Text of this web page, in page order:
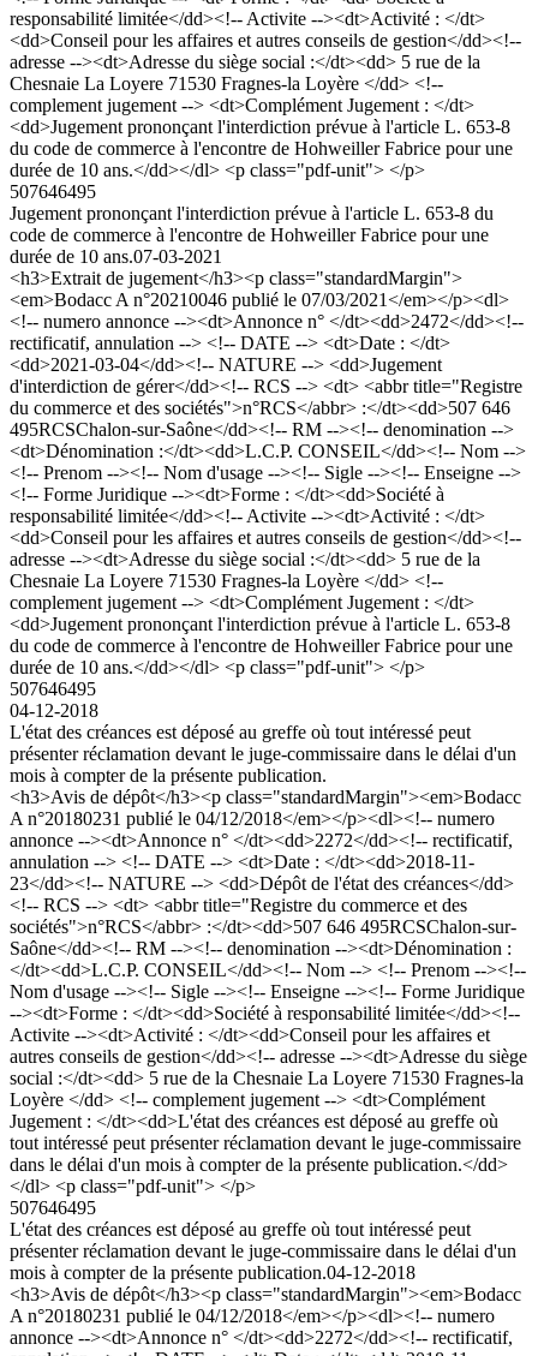
responsabilité limitée</dd><!-- Activite --><dt>Activité : </dt>
<dd>Conseil pour les affaires et autres conseils de gestion</dd><!--
adresse --><dt>Adresse du siège social :</dt><dd> 5 rue de la
Chesnaie La Loyere 71530 Fragnes-la Loyère </dd> <!--
complement jugement --> <dt>Complément Jugement : </dt>
<dd>Jugement prononçant l'interdiction prévue à l'article L. 653-8
du code de commerce à l'encontre de Hohweiller Fabrice pour une
durée de 10 ans.</dd></dl> <p class="pdf-unit"> </p>
507646495
Jugement prononçant l'interdiction prévue à l'article L. 653-8 du
code de commerce à l'encontre de Hohweiller Fabrice pour une
durée de 10 ans.07-03-2021
<h3>Extrait de jugement</h3><p class="standardMargin">
<em>Bodacc A n°20210046 publié le 07/03/2021</em></p><dl>
<!-- numero annonce --><dt>Annonce n° </dt><dd>2472</dd><!--
rectificatif, annulation --> <!-- DATE --> <dt>Date : </dt>
<dd>2021-03-04</dd><!-- NATURE --> <dd>Jugement
d'interdiction de gérer</dd><!-- RCS --> <dt> <abbr title="Registre
du commerce et des sociétés">n°RCS</abbr> :</dt><dd>507 646
495RCSChalon-sur-Saône</dd><!-- RM --><!-- denomination -->
<dt>Dénomination :</dt><dd>L.C.P. CONSEIL</dd><!-- Nom -->
<!-- Prenom --><!-- Nom d'usage --><!-- Sigle --><!-- Enseigne -->
<!-- Forme Juridique --><dt>Forme : </dt><dd>Société à
responsabilité limitée</dd><!-- Activite --><dt>Activité : </dt>
<dd>Conseil pour les affaires et autres conseils de gestion</dd><!--
adresse --><dt>Adresse du siège social :</dt><dd> 5 rue de la
Chesnaie La Loyere 71530 Fragnes-la Loyère </dd> <!--
complement jugement --> <dt>Complément Jugement : </dt>
<dd>Jugement prononçant l'interdiction prévue à l'article L. 653-8
du code de commerce à l'encontre de Hohweiller Fabrice pour une
durée de 10 ans.</dd></dl> <p class="pdf-unit"> </p>
507646495
04-12-2018
L'état des créances est déposé au greffe où tout intéressé peut
présenter réclamation devant le juge-commissaire dans le délai d'un
mois à compter de la présente publication.
<h3>Avis de dépôt</h3><p class="standardMargin"><em>Bodacc
A n°20180231 publié le 04/12/2018</em></p><dl><!-- numero
annonce --><dt>Annonce n° </dt><dd>2272</dd><!-- rectificatif,
annulation --> <!-- DATE --> <dt>Date : </dt><dd>2018-11-
23</dd><!-- NATURE --> <dd>Dépôt de l'état des créances</dd>
<!-- RCS --> <dt> <abbr title="Registre du commerce et des
sociétés">n°RCS</abbr> :</dt><dd>507 646 495RCSChalon-sur-
Saône</dd><!-- RM --><!-- denomination --><dt>Dénomination :
</dt><dd>L.C.P. CONSEIL</dd><!-- Nom --> <!-- Prenom --><!--
Nom d'usage --><!-- Sigle --><!-- Enseigne --><!-- Forme Juridique
--><dt>Forme : </dt><dd>Société à responsabilité limitée</dd><!--
Activite --><dt>Activité : </dt><dd>Conseil pour les affaires et
autres conseils de gestion</dd><!-- adresse --><dt>Adresse du siège
social :</dt><dd> 5 rue de la Chesnaie La Loyere 71530 Fragnes-la
Loyère </dd> <!-- complement jugement --> <dt>Complément
Jugement : </dt><dd>L'état des créances est déposé au greffe où
tout intéressé peut présenter réclamation devant le juge-commissaire
dans le délai d'un mois à compter de la présente publication.</dd>
</dl> <p class="pdf-unit"> </p>
507646495
L'état des créances est déposé au greffe où tout intéressé peut
présenter réclamation devant le juge-commissaire dans le délai d'un
mois à compter de la présente publication.04-12-2018
<h3>Avis de dépôt</h3><p class="standardMargin"><em>Bodacc
A n°20180231 publié le 04/12/2018</em></p><dl><!-- numero
annonce --><dt>Annonce n° </dt><dd>2272</dd><!-- rectificatif,